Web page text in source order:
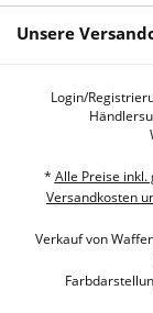
Unsere
Login/
* Alle Preise
Versandkosten
Verkauf von